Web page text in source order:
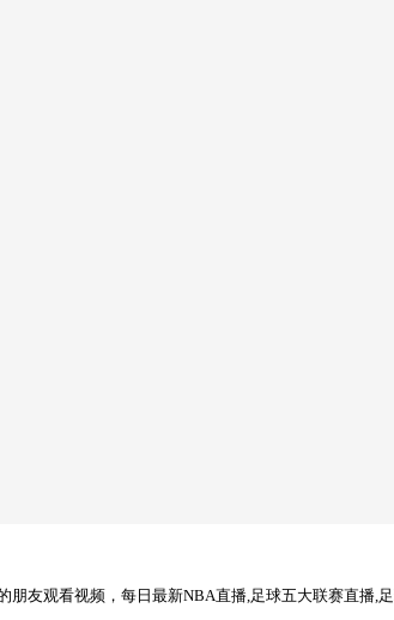
友观看视频，每日最新NBA直播,足球五大联赛直播,